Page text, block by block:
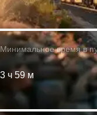
Минимальное время в
3 ч 59 м